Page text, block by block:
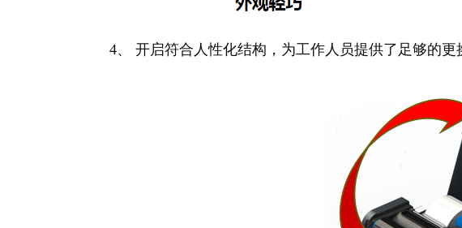
4、 开启符合人性化结构，为工作人员提供了足够的